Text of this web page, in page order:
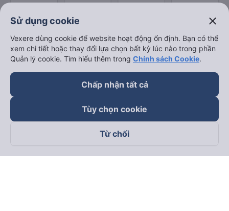
Theo dõi chúng tôi trên
Sử dụng cookie close
Vexere dùng cookie để website hoạt động ổn định. Bạn có thể
xem chi tiết hoặc thay đổi lựa chọn bất kỳ lúc nào trong phần
Quản lý cookie. Tìm hiểu thêm trong Chính sách Cookie.
Chấp nhận tất cả
Tùy chọn cookie
Từ chối